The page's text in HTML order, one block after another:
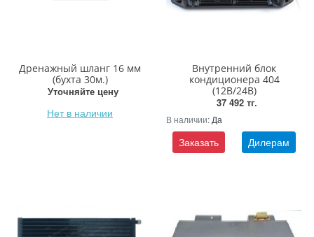
Дренажный шланг 16 мм
(бухта 30м.)
Уточняйте цену
Нет в наличии
Внутренний блок
кондиционера 404
(12В/24В)
37 492 тг.
В наличии: Да
Заказать Дилерам